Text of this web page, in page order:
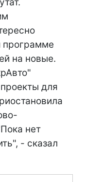
программе
на новые.
для
нет
- сказал